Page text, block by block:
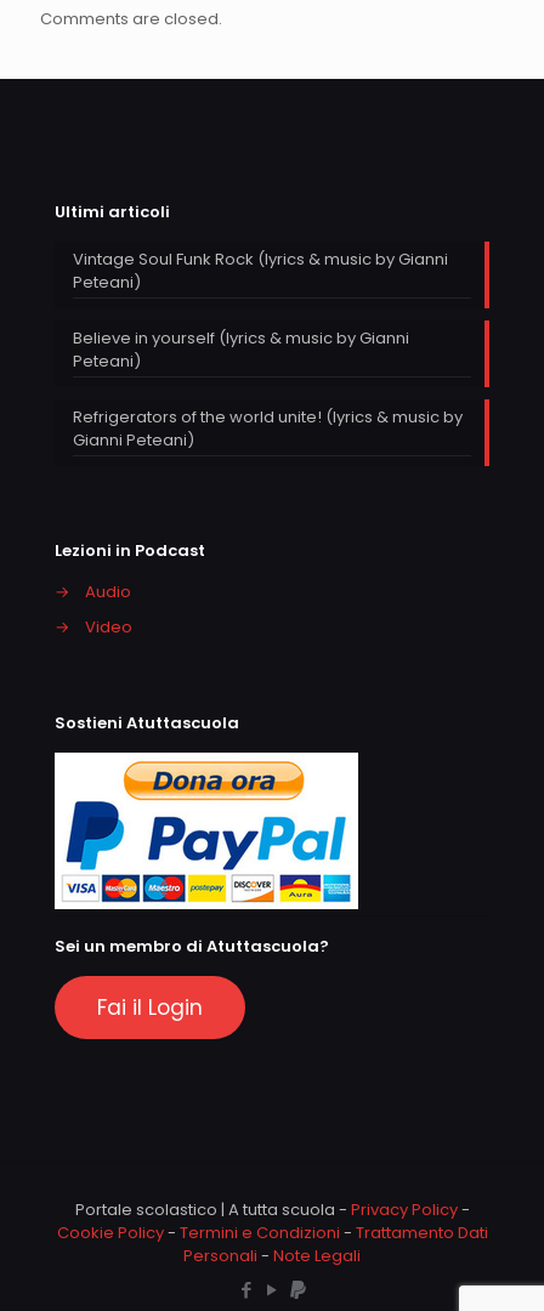
Comments are closed.
Ultimi articoli
Vintage Soul Funk Rock (lyrics & music by Gianni
Peteani)
Believe in yourself (lyrics & music by Gianni
Peteani)
Refrigerators of the world unite! (lyrics & music by
Gianni Peteani)
Lezioni in Podcast
→
Audio
→
Video
Sostieni Atuttascuola
Sei un membro di Atuttascuola?
Fai il Login
Portale scolastico | A tutta scuola - Privacy Policy-
Cookie Policy- Termini e Condizioni - Trattamento Dati
Personali - Note Legali